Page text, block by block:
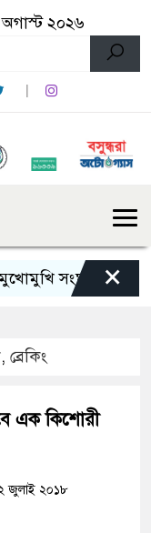
অগাস্ট ২০২৬
সংঘর্ষে নিহত বেড়ে ৯
×
, ব্রেকিং
এক কিশোরী
জুলাই ২০১৮